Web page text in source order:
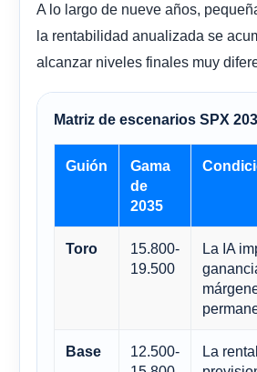
A lo largo de nueve años,
la rentabilidad anualizada se
alcanzar niveles finales muy
Matriz de escenarios SPX
Guión
Gama
de
2035
Toro
15.800-
19.500
La IA
Base
12.500-
La